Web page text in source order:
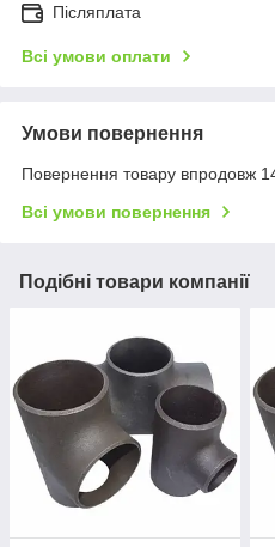
Післяплата
Всі умови оплати
Умови повернення
Повернення товару впродовж
Всі умови повернення
Подібні товари компанії